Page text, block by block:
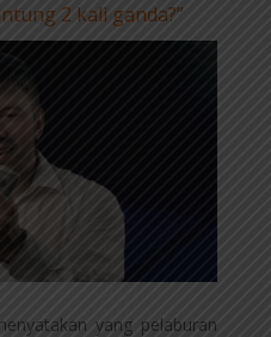
2 kali ganda?”
yang pelaburan